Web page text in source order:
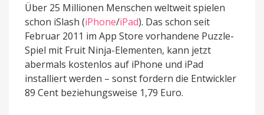
Über 25 Millionen Menschen weltweit spielen
schon iSlash (iPhone/iPad). Das schon seit
Februar 2011 im App Store vorhandene Puzzle-
Spiel mit Fruit Ninja-Elementen, kann jetzt
abermals kostenlos auf iPhone und iPad
installiert werden – sonst fordern die Entwickler
89 Cent beziehungsweise 1,79 Euro.